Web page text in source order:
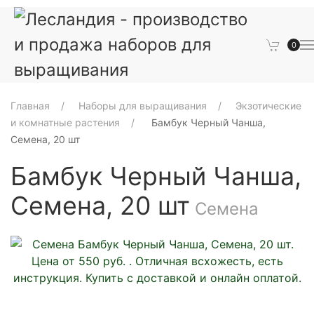
0
Главная Наборы для выращивания
Экзотические
и комнатные растения
Бамбук Черный Чанша,
Семена, 20 шт
Бамбук Черный Чанша,
Семена, 20 шт Семена